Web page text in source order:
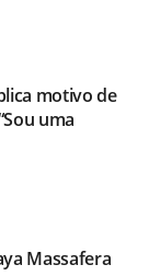
motivo de
uma
Massafera